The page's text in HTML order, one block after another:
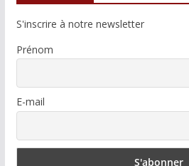
S'inscrire à notre newsletter
Prénom
E-mail